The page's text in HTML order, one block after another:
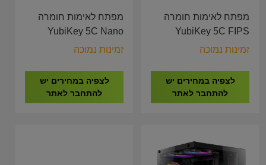
מפתח לאימות חומרה
YubiKey 5C FIPS
Blister - USB TYPE C
זמינות נמוכה
לצפיה במחירים יש
להתחבר לאתר
מפתח לאימות חומרה
YubiKey 5C Nano
Blister - USB TYPE C
זמינות נמוכה
לצפיה במחירים יש
להתחבר לאתר